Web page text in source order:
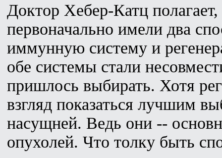
Доктор Хебер-Катц
первоначально имели два
иммунную систему и
обе системы стали
пришлось выбирать. Хотя
взгляд показаться лучшим
насущней. Ведь они --
опухолей. Что толку быть